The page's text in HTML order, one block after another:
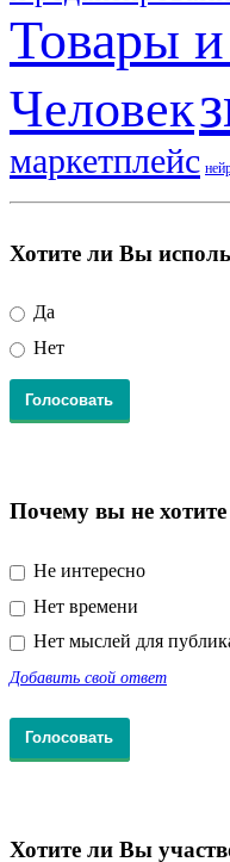
Товары
Человек
маркетплейс
Хотите ли Вы
Да
Нет
Почему вы не
Не интересно
Нет времени
Нет мыслей для
Добавить свой ответ
Хотите ли Вы